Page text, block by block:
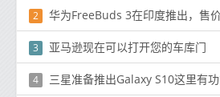
2 华为FreeBuds 3在印度推出，售价为
3 亚马逊现在可以打开您的车库门
4 三星准备推出Galaxy S10这里有